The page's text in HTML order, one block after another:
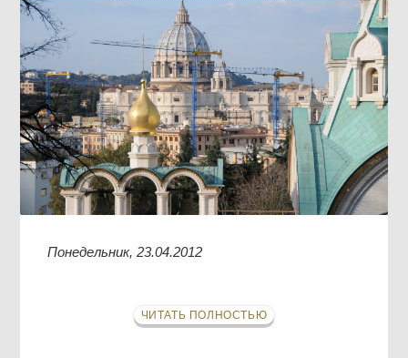
Понедельник, 23.04.2012
ЧИТАТЬ ПОЛНОСТЬЮ